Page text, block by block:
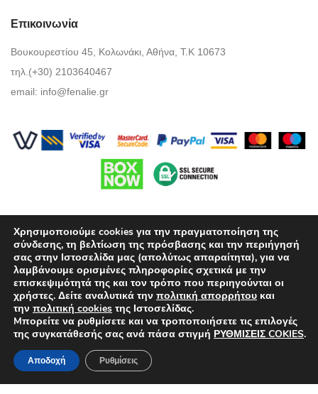
Επικοινωνία
Βουκουρεστίου 45, Κολωνάκι, Αθήνα, Τ.Κ 10673
τηλ.(+30) 2103640467
email: info@fenalie.gr
Όροι Χρήσης
Πολιτική προστασίας απορρήτου
Τρόποι Πληρωμής
Επιλογές Αποστολών
Πολιτική επιστροφών
Χρησιμοποιούμε cookies για την πραγματοποίηση της
σύνδεσης, τη βελτίωση της πρόσβασης και την περιήγησή
σας στην Ιστοσελίδα μας (απολύτως απαραίτητα), για να
λαμβάνουμε ορισμένες πληροφορίες σχετικά με την
επισκεψιμότητά της και τον τρόπο που περιηγούνται οι
χρήστες. Δείτε αναλυτικά την πολιτική απορρήτου και
την πολιτική cookies της Ιστοσελίδας.
Mπορείτε να ρυθμίσετε και να τροποποιήσετε τις επιλογές
της συγκατάθεσής σας ανά πάσα στιγμή ΡΥΘΜΙΣΕΙΣ COKIES.
Αποδοχή Ρυθμίσεις